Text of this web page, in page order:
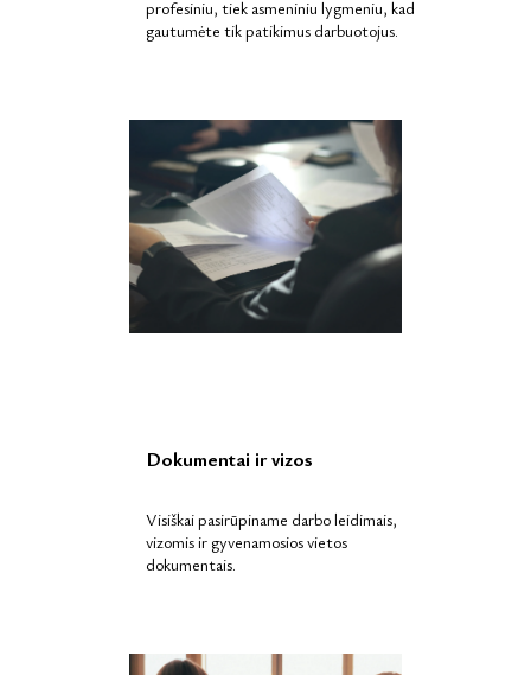
profesiniu, tiek asmeniniu lygmeniu, kad
gautumėte tik patikimus darbuotojus.
Dokumentai ir vizos
Visiškai pasirūpiname darbo leidimais,
vizomis ir gyvenamosios vietos
dokumentais.